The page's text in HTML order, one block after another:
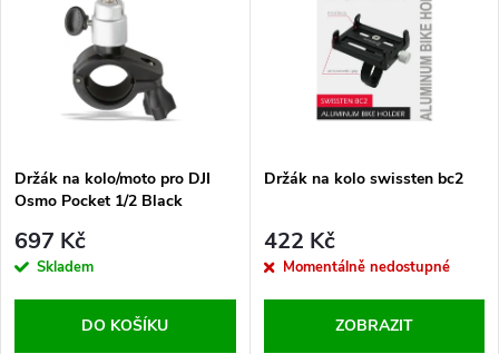
p
r
o
Abecedně
s
p
r
Držák na kolo/moto pro DJI
Osmo Pocket 1/2 Black
697 Kč
Skladem
DO KOŠÍKU
Držák na kolo swissten bc2
422 Kč
Momentálně nedostupné
ZOBRAZIT